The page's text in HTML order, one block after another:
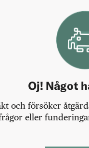
Oj! Något
och försöker
eller